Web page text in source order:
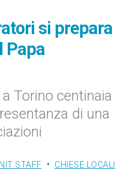
si prepara
Papa
Torino centinaia
di una
STAFF CHIESE LOCALI